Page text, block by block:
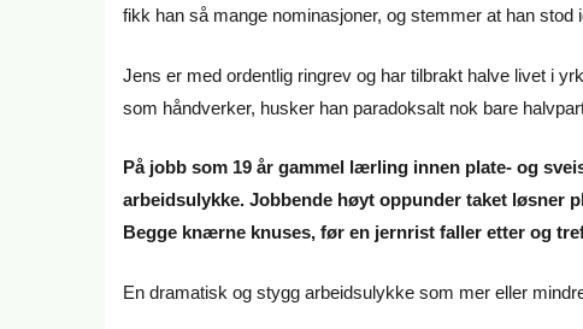
fikk han så mange nominasjoner, og stemmer at han stod
Jens er med ordentlig ringrev og har tilbrakt halve livet i
som håndverker, husker han paradoksalt nok bare
På jobb som 19 år gammel lærling innen plate- og
arbeidsulykke. Jobbende høyt oppunder taket løsner
Begge knærne knuses, før en jernrist faller etter og
En dramatisk og stygg arbeidsulykke som mer eller